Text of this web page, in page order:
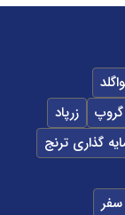
گروپ
زرپاد
گذاری ترنج
سفر